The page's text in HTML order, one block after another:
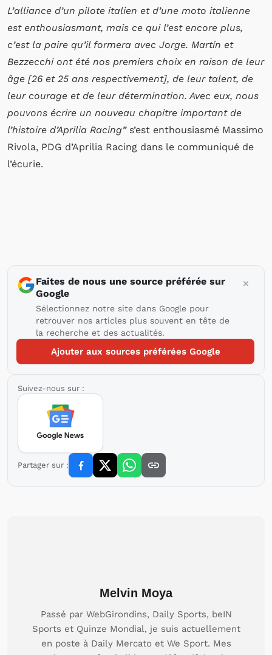
L’alliance d’un pilote italien et d’une moto italienne
est enthousiasmant, mais ce qui l’est encore plus,
c’est la paire qu’il formera avec Jorge. Martín et
Bezzecchi ont été nos premiers choix en raison de leur
âge [26 et 25 ans respectivement], de leur talent, de
leur courage et de leur détermination. Avec eux, nous
pouvons écrire un nouveau chapitre important de
l’histoire d’Aprilia Racing”s’est enthousiasmé Massimo
Rivola, PDG d’Aprilia Racing dans le communiqué de
l’écurie.
Faites de nous une source préférée sur
Google
Sélectionnez notre site dans Google pour
retrouver nos articles plus souvent en tête de
la recherche et des actualités.
Ajouter aux sources préférées Google
Suivez-nous sur :
Partager sur :
Melvin Moya
Passé par WebGirondins, Daily Sports, beIN
Sports et Quinze Mondial, je suis actuellement
en poste à Daily Mercato et We Sport. Mes